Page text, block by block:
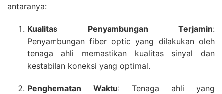
antaranya:
Kualitas Penyambungan Terjamin:
Penyambungan fiber optic yang dilakukan oleh
tenaga ahli memastikan kualitas sinyal dan
kestabilan koneksi yang optimal.
Penghematan Waktu: Tenaga ahli yang